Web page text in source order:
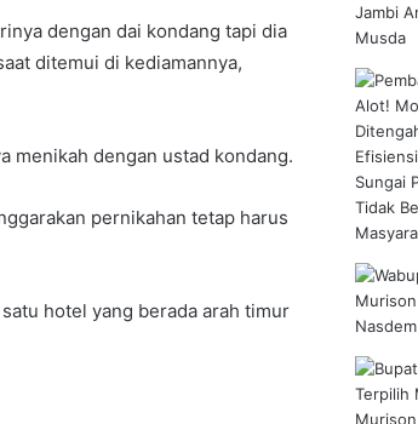
dengan dai kondang tapi dia
ditemui di kediamannya,
menikah dengan ustad kondang.
pernikahan tetap harus
hotel yang berada arah timur